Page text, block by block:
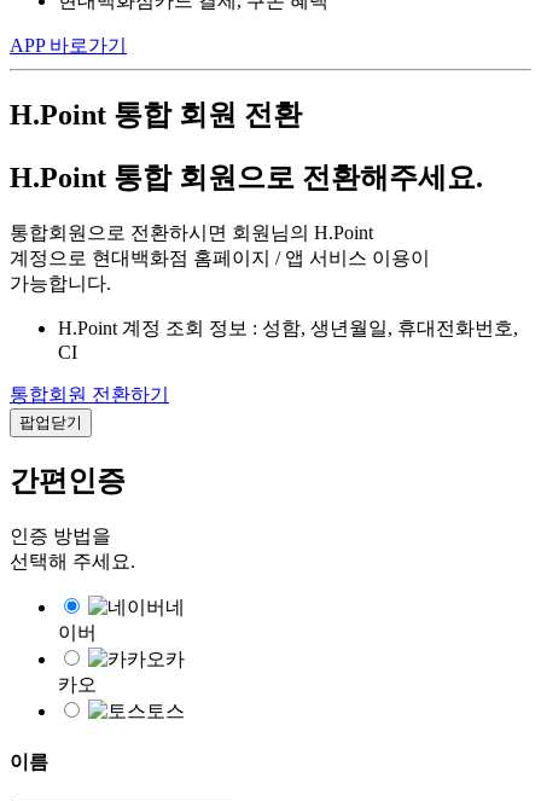
APP 바로가기
H.Point 통합 회원 전환
H.Point 통합 회원으로 전환해주세요.
통합회원으로 전환하시면 회원님의 H.Point
계정으로 현대백화점 홈페이지 / 앱 서비스 이용이
가능합니다.
H.Point 계정 조회 정보 : 성함, 생년월일, 휴대전화번호,
CI
통합회원 전환하기
팝업닫기
간편인증
인증 방법을
선택해 주세요.
네
이버
카
카오
토스
이름